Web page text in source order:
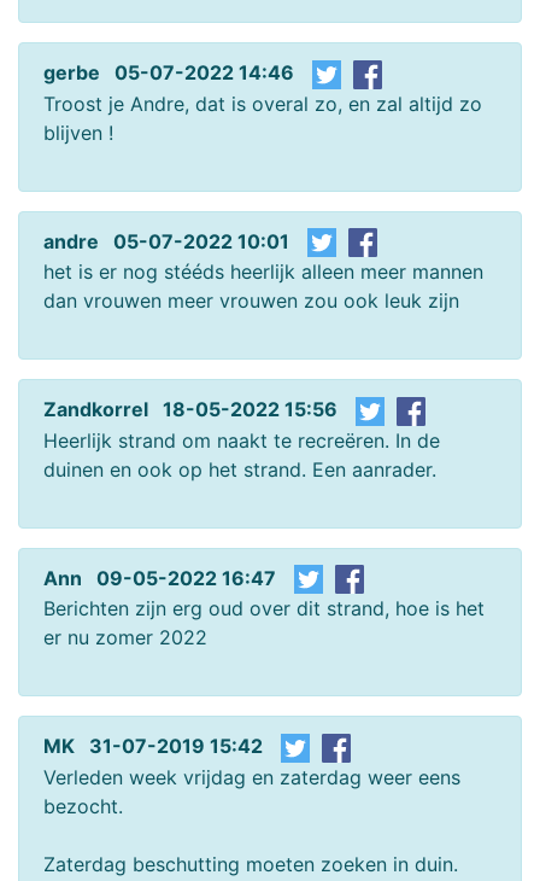
gerbe 05-07-2022 14:46
Troost je Andre, dat is overal zo, en zal altijd zo
blijven !
andre 05-07-2022 10:01
het is er nog stééds heerlijk alleen meer mannen
dan vrouwen meer vrouwen zou ook leuk zijn
Zandkorrel 18-05-2022 15:56
Heerlijk strand om naakt te recreëren. In de
duinen en ook op het strand. Een aanrader.
Ann 09-05-2022 16:47
Berichten zijn erg oud over dit strand, hoe is het
er nu zomer 2022
MK 31-07-2019 15:42
Verleden week vrijdag en zaterdag weer eens
bezocht.
Zaterdag beschutting moeten zoeken in duin.